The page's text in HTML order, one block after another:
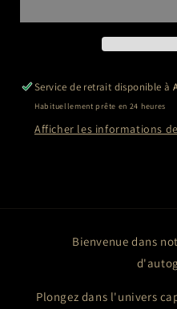
Service de retrait disponible à
Habituellement prête en 24 heures
Afficher les informations
Bienvenue dans
Plongez dans l'univers